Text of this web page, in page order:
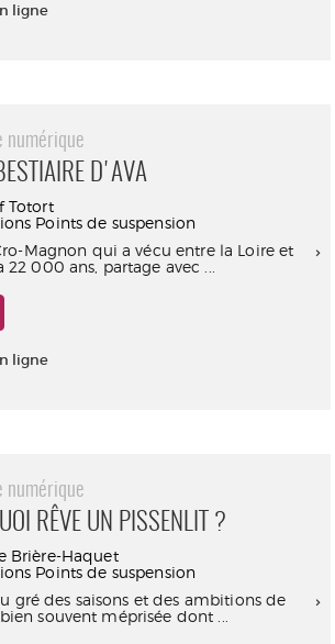
ligne
numérique
D'AVA
Totort
Points de suspension
Magnon qui a vécu entre la Loire et
22 000 ans, partage avec ...
ligne
numérique
RÊVE UN PISSENLIT ?
Brière-Haquet
Points de suspension
gré des saisons et des ambitions de
souvent méprisée dont ...